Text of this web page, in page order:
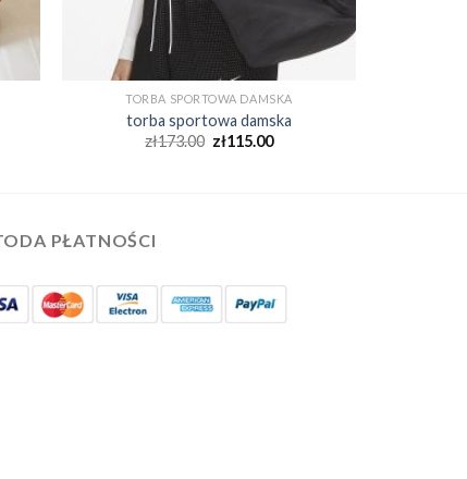
TORBA SPORTOWA DAMSKA
torba sportowa damska
zł173.00 zł115.00
PŁATNOŚCI